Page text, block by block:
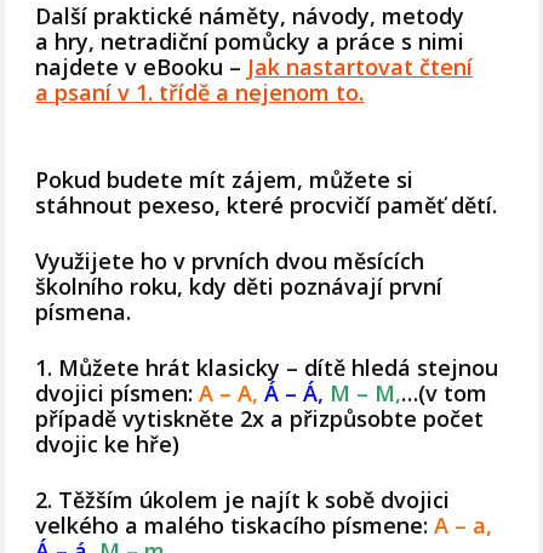
Další praktické náměty, návody, metody
a hry, netradiční pomůcky a práce s nimi
najdete v eBooku – Jak nastartovat čtení
a psaní v 1. třídě a nejenom to.
Pokud budete mít zájem, můžete si
stáhnout pexeso, které procvičí paměť dětí.
Využijete ho v prvních dvou měsících
školního roku, kdy děti poznávají první
písmena.
1. Můžete hrát klasicky – dítě hledá stejnou
dvojici písmen:A – A, Á – Á, M – M,…(v tom
případě vytiskněte 2x a přizpůsobte počet
dvojic ke hře)
2. Těžším úkolem je najít k sobě dvojici
velkého a malého tiskacího písmene:A – a,